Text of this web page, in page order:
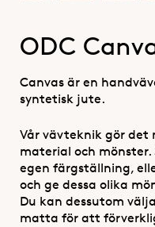
ODC
Canvas är en
syntetisk jute.
Vår vävteknik gör
material och mönster.
egen färgställning,
och ge dessa olika
Du kan dessutom
matta för att